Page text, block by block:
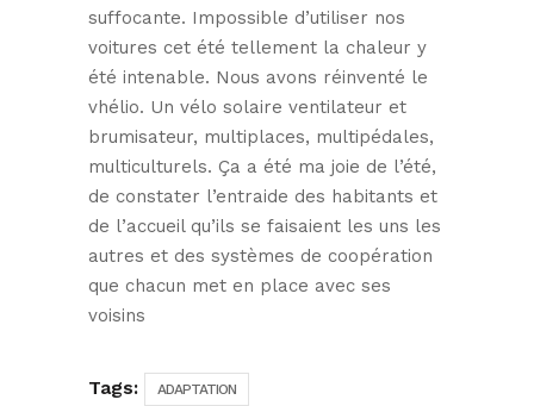
suffocante. Impossible d’utiliser nos
voitures cet été tellement la chaleur y
été intenable. Nous avons réinventé le
vhélio. Un vélo solaire ventilateur et
brumisateur, multiplaces, multipédales,
multiculturels. Ça a été ma joie de l’été,
de constater l’entraide des habitants et
de l’accueil qu’ils se faisaient les uns les
autres et des systèmes de coopération
que chacun met en place avec ses
voisins
Tags: ADAPTATION